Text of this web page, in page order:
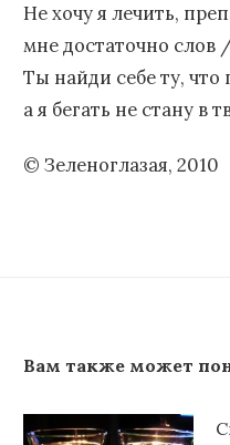
Не хочу я лечить,
мне достаточно слов
Ты найди себе ту, что
а я бегать не стану в
© Зеленоглазая, 2010
Вам также может